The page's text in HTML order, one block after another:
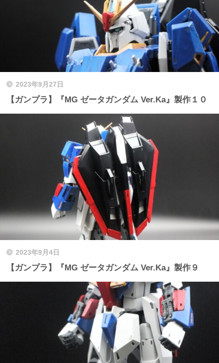
2023年9月27日
【ガンプラ】『MG ゼータガンダム Ver.Ka』製作１０
2023年9月4日
【ガンプラ】『MG ゼータガンダム Ver.Ka』製作９